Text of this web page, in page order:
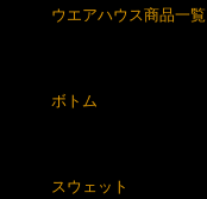
ウエアハウス商品一覧
ボトム
スウェット